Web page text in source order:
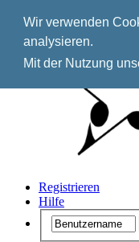
Wir verwenden
analysieren.
Mit der Nutzung
Registrieren
Hilfe